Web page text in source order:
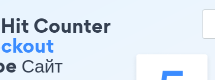
Hit Counter
Сайт